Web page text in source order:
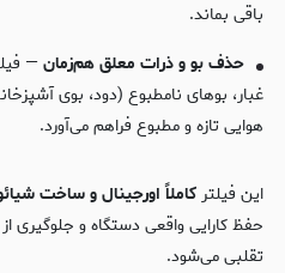
باقی بماند.
حذف بو و ذرات معلق هم‌زمان—
غبار، بوهای نامطبوع (دود، بوی
هوایی تازه و مطبوع فراهم می‌آورد.
این فیلترکاملاً اورجینال و ساخت
حفظ کارایی واقعی دستگاه و جلوگیری
تقلبی می‌شود.